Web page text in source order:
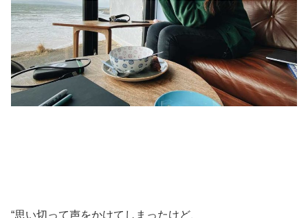
“思い切って声をかけてしまったけど、